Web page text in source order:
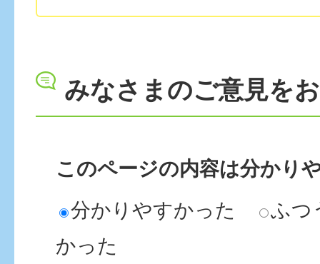
みなさまのご意見を
このページの内容は分かり
分かりやすかった
ふつ
かった